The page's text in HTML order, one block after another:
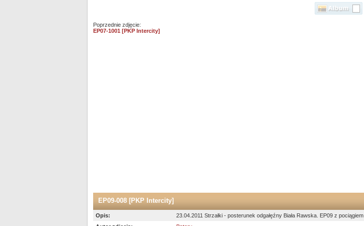
Poprzednie zdjęcie:
EP07-1001 [PKP Intercity]
EP09-008 [PKP Intercity]
Opis: 23.04.2011 Strzałki - posterunek odgałęźny Biała Rawska. EP09 z pociągiem